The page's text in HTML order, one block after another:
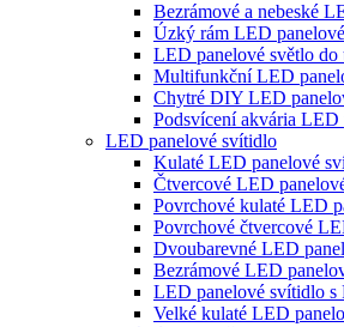
Bezrámové a nebeské
Úzký rám LED
LED panelové světlo do
Multifunkční LED
Chytré DIY LED
Podsvícení akvária LED
LED panelové svítidlo
Kulaté LED panelové
Čtvercové LED
Povrchové kulaté LED
Povrchové čtvercové
Dvoubarevné LED
Bezrámové LED
LED panelové svítidlo s
Velké kulaté LED